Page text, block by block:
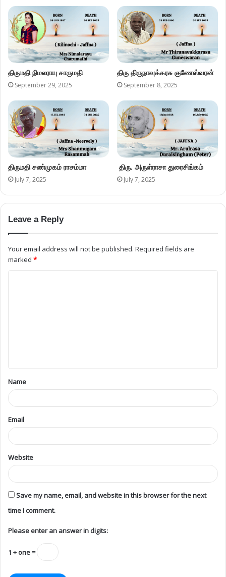
திருமதி நிமலராயு சாருமதி
September 29, 2025
திரு திருநாவுக்கரசு குணேஸ்வரன்
September 8, 2025
திருமதி சண்முகம் ராசம்மா
July 7, 2025
திரு. அருள்ராசா துரைசிங்கம்
July 7, 2025
Leave a Reply
Your email address will not be published. Required fields are
marked *
Name
Email
Website
Save my name, email, and website in this browser for the next
time I comment.
Please enter an answer in digits:
1 + one =